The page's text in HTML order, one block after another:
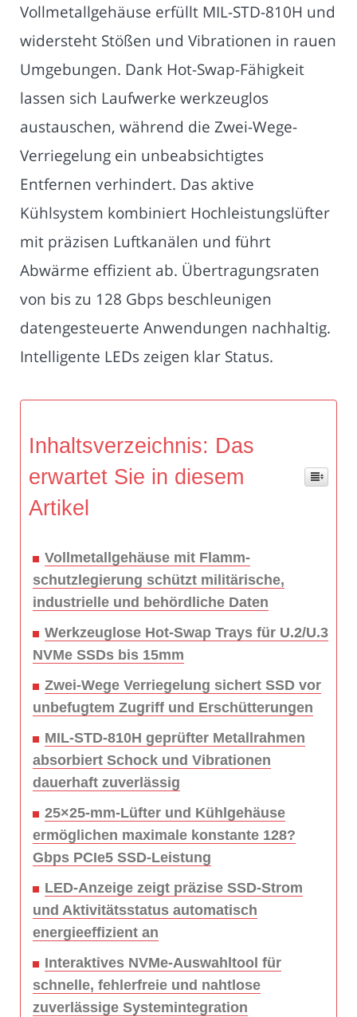
Vollmetallgehäuse erfüllt MIL-STD-810H und
widersteht Stößen und Vibrationen in rauen
Umgebungen. Dank Hot-Swap-Fähigkeit
lassen sich Laufwerke werkzeuglos
austauschen, während die Zwei-Wege-
Verriegelung ein unbeabsichtigtes
Entfernen verhindert. Das aktive
Kühlsystem kombiniert Hochleistungslüfter
mit präzisen Luftkanälen und führt
Abwärme effizient ab. Übertragungsraten
von bis zu 128 Gbps beschleunigen
datengesteuerte Anwendungen nachhaltig.
Intelligente LEDs zeigen klar Status.
Inhaltsverzeichnis: Das
erwartet Sie in diesem
Artikel
Vollmetallgehäuse mit Flamm­
schutzlegierung schützt militärische,
industrielle und behördliche Daten
Werkzeuglose Hot-Swap Trays für U.2/U.3
NVMe SSDs bis 15mm
Zwei-Wege Verriegelung sichert SSD vor
unbefugtem Zugriff und Erschütterungen
MIL-STD-810H geprüfter Metallrahmen
absorbiert Schock und Vibrationen
dauerhaft zuverlässig
25×25-mm-Lüfter und Kühlgehäuse
ermöglichen maximale konstante 128?
Gbps PCIe5 SSD-Leistung
LED-Anzeige zeigt präzise SSD-Strom
und Aktivitätsstatus automatisch
energieeffizient an
Interaktives NVMe-Auswahltool für
schnelle, fehlerfreie und nahtlose
zuverlässige Systemintegration